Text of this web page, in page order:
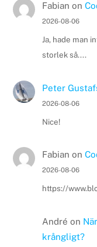
Fabian on
2026-08-06
Ja, hade man
storlek så....
Peter
2026-08-06
Nice!
Fabian on
2026-08-06
https://
André on
krångligt?